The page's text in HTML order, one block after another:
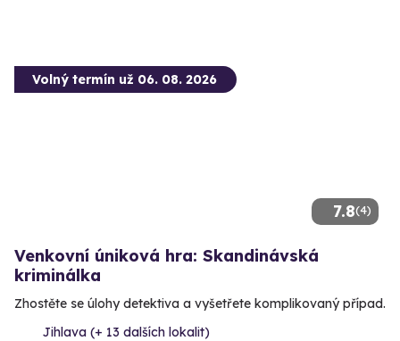
7.8(4)
Volný termín už 06. 08. 2026
Venkovní úniková hra: Skandinávská
kriminálka
Zhostěte se úlohy detektiva a vyšetřete komplikovaný případ.
Jihlava (+ 13 dalších lokalit)